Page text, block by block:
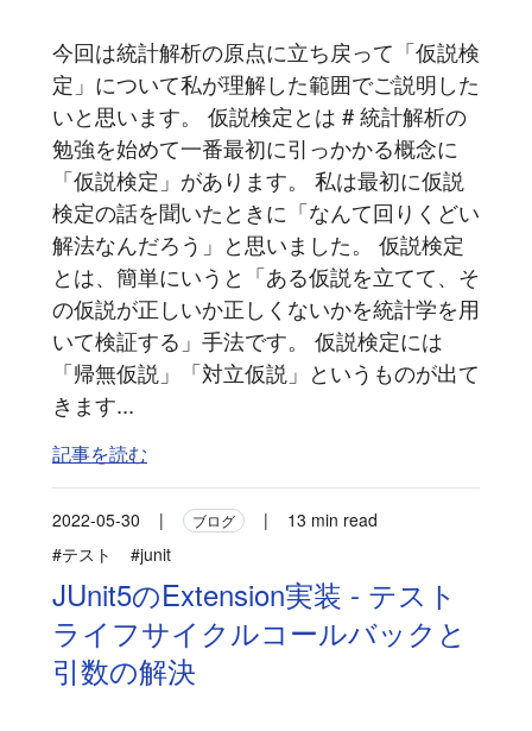
今回は統計解析の原点に立ち戻って「仮説検
定」について私が理解した範囲でご説明した
いと思います。 仮説検定とは # 統計解析の
勉強を始めて一番最初に引っかかる概念に
「仮説検定」があります。 私は最初に仮説
検定の話を聞いたときに「なんて回りくどい
解法なんだろう」と思いました。 仮説検定
とは、簡単にいうと「ある仮説を立てて、そ
の仮説が正しいか正しくないかを統計学を用
いて検証する」手法です。 仮説検定には
「帰無仮説」「対立仮説」というものが出て
きます...
記事を読む
2022-05-30 | ブログ |
13 min read
#テスト
#junit
JUnit5のExtension実装 - テスト
ライフサイクルコールバックと
引数の解決